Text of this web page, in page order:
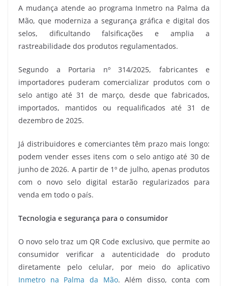
A mudança atende ao programa Inmetro na Palma da
Mão, que moderniza a segurança gráfica e digital dos
selos, dificultando falsificações e amplia a
rastreabilidade dos produtos regulamentados.
Segundo a Portaria nº 314/2025, fabricantes e
importadores puderam comercializar produtos com o
selo antigo até 31 de março, desde que fabricados,
importados, mantidos ou requalificados até 31 de
dezembro de 2025.
Já distribuidores e comerciantes têm prazo mais longo:
podem vender esses itens com o selo antigo até 30 de
junho de 2026. A partir de 1º de julho, apenas produtos
com o novo selo digital estarão regularizados para
venda em todo o país.
Tecnologia e segurança para o consumidor
O novo selo traz um QR Code exclusivo, que permite ao
consumidor verificar a autenticidade do produto
diretamente pelo celular, por meio do aplicativo
Inmetro na Palma da Mão. Além disso, conta com